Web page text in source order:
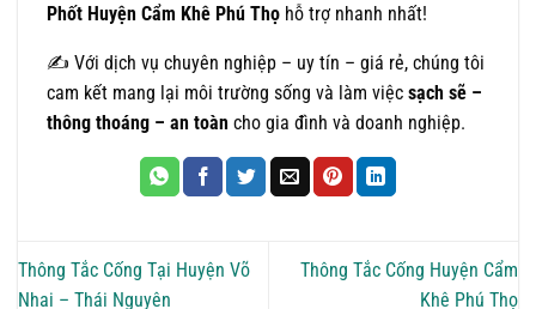
Phốt Huyện Cẩm Khê Phú Thọ hỗ trợ nhanh nhất!
✍️ Với dịch vụ chuyên nghiệp – uy tín – giá rẻ, chúng tôi
cam kết mang lại môi trường sống và làm việc sạch sẽ –
thông thoáng – an toàn cho gia đình và doanh nghiệp.
Thông Tắc Cống Tại Huyện Võ
Nhai – Thái Nguyên
Thông Tắc Cống Huyện Cẩm
Khê Phú Thọ